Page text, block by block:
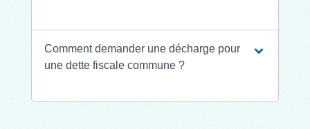
Comment demander une décharge pour
une dette fiscale commune ?